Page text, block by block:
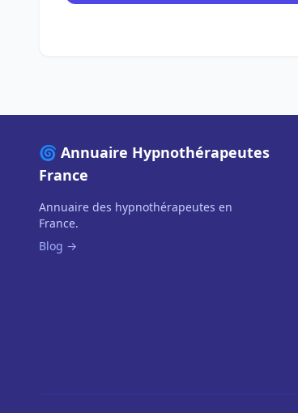
🌀 Annuaire Hypnothérapeutes
France
Annuaire des hypnothérapeutes en
France.
Blog →